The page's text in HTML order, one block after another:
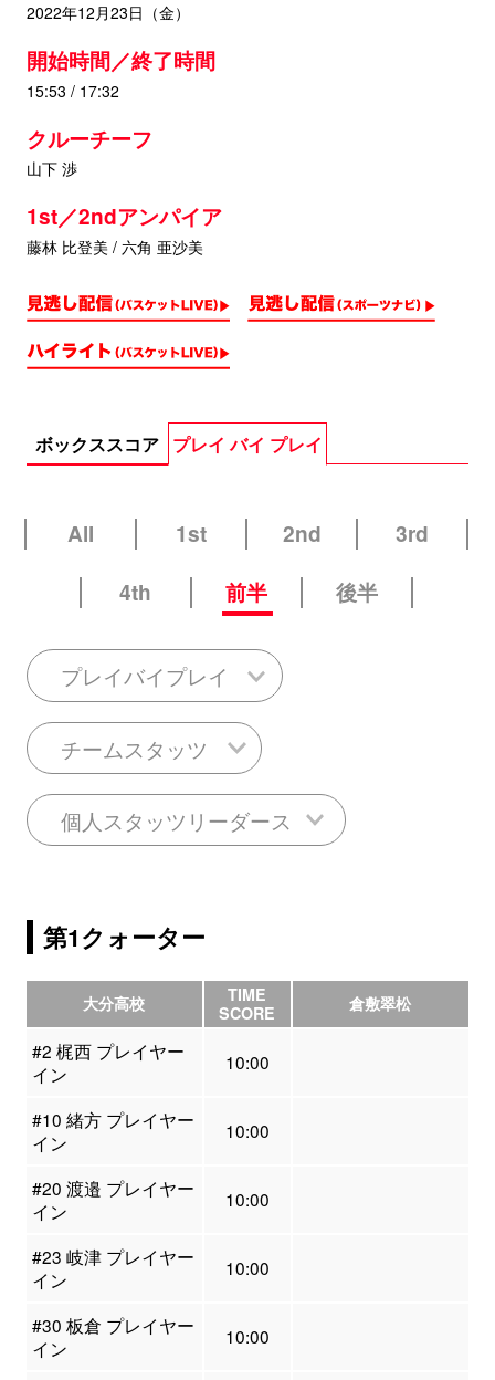
2022年12月23日（金）
開始時間／終了時間
15:53 / 17:32
クルーチーフ
山下 渉
1st／2ndアンパイア
藤林 比登美 / 六角 亜沙美
ボックススコア プレイ バイ プレイ
All 1st 2nd
3rd
4th
前半 後半
プレイバイプレイ
チームスタッツ
個人スタッツリーダース
第1クォーター
大分高校
TIME
SCORE
倉敷翠松
#2 梶西 プレイヤー
イン
10:00
#10 緒方 プレイヤー
イン
10:00
#20 渡邉 プレイヤー
イン
10:00
#23 岐津 プレイヤー
イン
10:00
#30 板倉 プレイヤー
イン
10:00